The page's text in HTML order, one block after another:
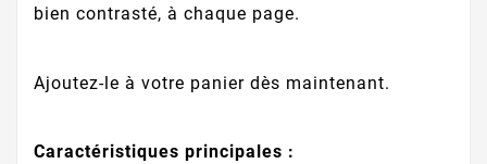
bien contrasté, à chaque page.
Ajoutez-le à votre panier dès maintenant.
Caractéristiques principales :